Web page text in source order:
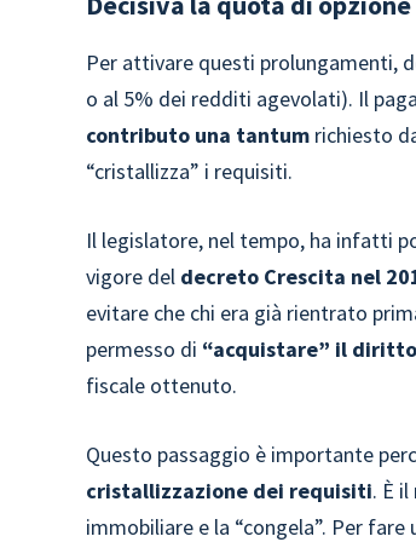
Per attivare questi prolungamenti,
o al 5% dei redditi agevolati). Il
contributo una tantum richiesto
“cristallizza” i requisiti.
Il legislatore, nel tempo, ha infatti
vigore del decreto Crescita nel
evitare che chi era già rientrato
permesso di “acquistare” il diritto
fiscale ottenuto.
Questo passaggio è importante
cristallizzazione dei requisiti. È
immobiliare e la “congela”. Per fare